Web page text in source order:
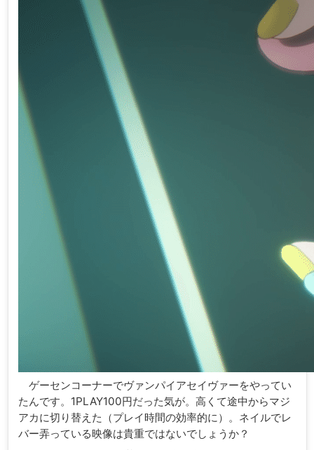
ゲーセンコーナーでヴァンパイアセイヴァーをやってい
たんです。1PLAY100円だった気が。高くて途中からマジ
アカに切り替えた（プレイ時間の効率的に）。ネイルでレ
バー弄っている映像は貴重ではないでしょうか？